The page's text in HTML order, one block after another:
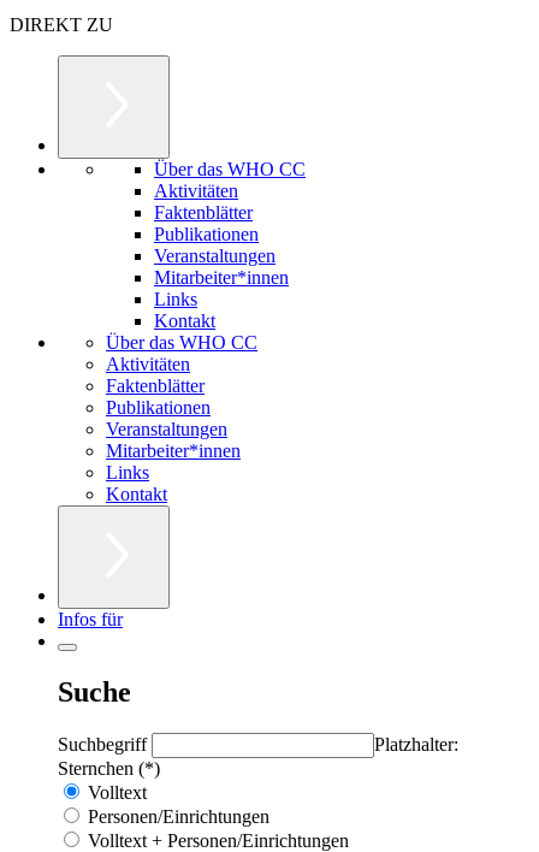
DIREKT ZU
Über das WHO CC
Aktivitäten
Faktenblätter
Publikationen
Veranstaltungen
Mitarbeiter*innen
Links
Kontakt
Über das WHO CC
Aktivitäten
Faktenblätter
Publikationen
Veranstaltungen
Mitarbeiter*innen
Links
Kontakt
Infos für
Suche
Suchbegriff
Platzhalter:
Sternchen (*)
Volltext
Personen/Einrichtungen
Volltext + Personen/Einrichtungen